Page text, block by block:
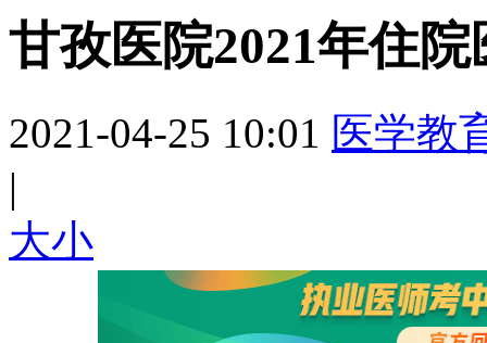
甘孜医院2021年住
2021-04-25 10:01 医学教
|
大小